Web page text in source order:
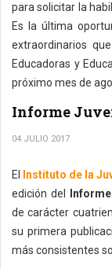
para solicitar la
Es la última
extraordinarios
Educadoras y
próximo mes de
Informe
04 JULIO 2017
El Instituto de la
edición del
de carácter
su primera
más consistentes